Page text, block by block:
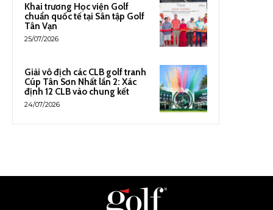
Khai trương Học viện Golf
chuẩn quốc tế tại Sân tập Golf
Tân Vạn
25/07/2026
Giải vô địch các CLB golf tranh
Cúp Tân Sơn Nhất lần 2: Xác
định 12 CLB vào chung kết
24/07/2026